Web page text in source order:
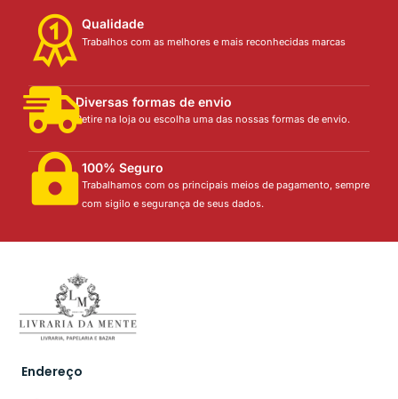
Qualidade
Trabalhos com as melhores e mais reconhecidas marcas
Diversas formas de envio
Retire na loja ou escolha uma das nossas formas de envio.
100% Seguro
Trabalhamos com os principais meios de pagamento, sempre
com sigilo e segurança de seus dados.
Endereço